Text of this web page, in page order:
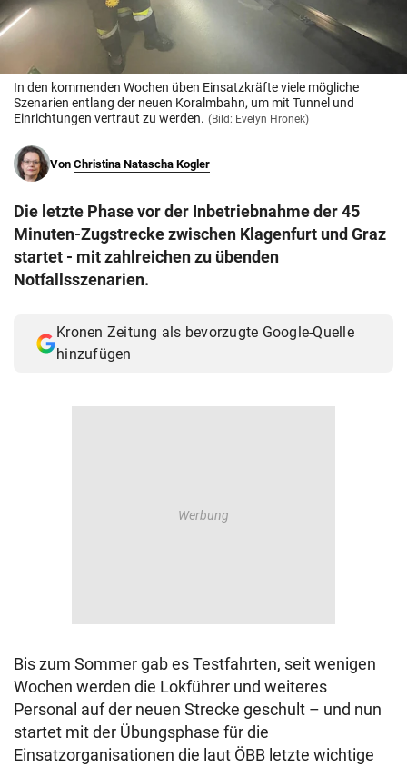
© Krone Multimedia GmbH & Co KG 2026
Muthgasse 2, 1190 Wien
In den kommenden Wochen üben Einsatzkräfte viele mögliche
Szenarien entlang der neuen Koralmbahn, um mit Tunnel und
Einrichtungen vertraut zu werden. (Bild: Evelyn Hronek)
Von Christina Natascha Kogler
Die letzte Phase vor der Inbetriebnahme der 45
Minuten-Zugstrecke zwischen Klagenfurt und Graz
startet - mit zahlreichen zu übenden
Notfallsszenarien.
Kronen Zeitung als bevorzugte Google-Quelle
hinzufügen
Bis zum Sommer gab es Testfahrten, seit wenigen
Wochen werden die Lokführer und weiteres
Personal auf der neuen Strecke geschult – und nun
startet mit der Übungsphase für die
Einsatzorganisationen die laut ÖBB letzte wichtige